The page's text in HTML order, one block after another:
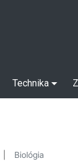
Technika
Biológia